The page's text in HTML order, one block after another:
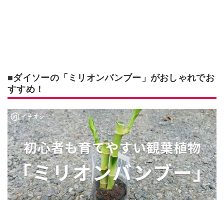
■ダイソーの「ミリオンバンブー」がおしゃれでお
すすめ！